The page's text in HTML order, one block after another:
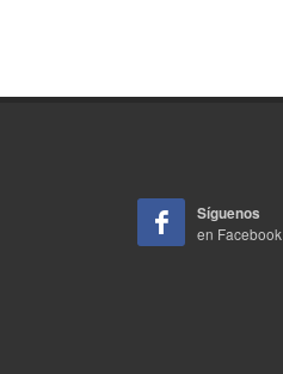
Síguenos
en Facebook